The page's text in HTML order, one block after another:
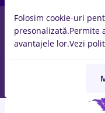
locuri de munca
Telecom
Folosim cookie-uri
presonalizată.Permite
avantajele lor.Vezi